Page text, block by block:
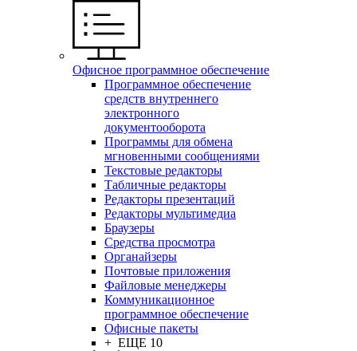
Офисное программное обеспечение
Программное обеспечение
средств внутреннего
электронного
документооборота
Программы для обмена
мгновенными сообщениями
Текстовые редакторы
Табличные редакторы
Редакторы презентаций
Редакторы мультимедиа
Браузеры
Средства просмотра
Органайзеры
Почтовые приложения
Файловые менеджеры
Коммуникационное
программное обеспечение
Офисные пакеты
+ ЕЩЕ 10